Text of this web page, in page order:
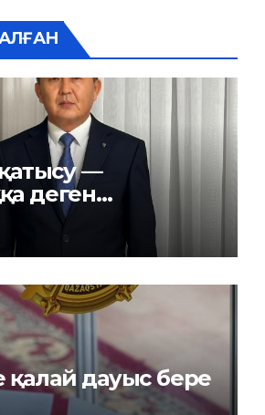
АЛҒАН
қатысу —
деген
дауыс бере